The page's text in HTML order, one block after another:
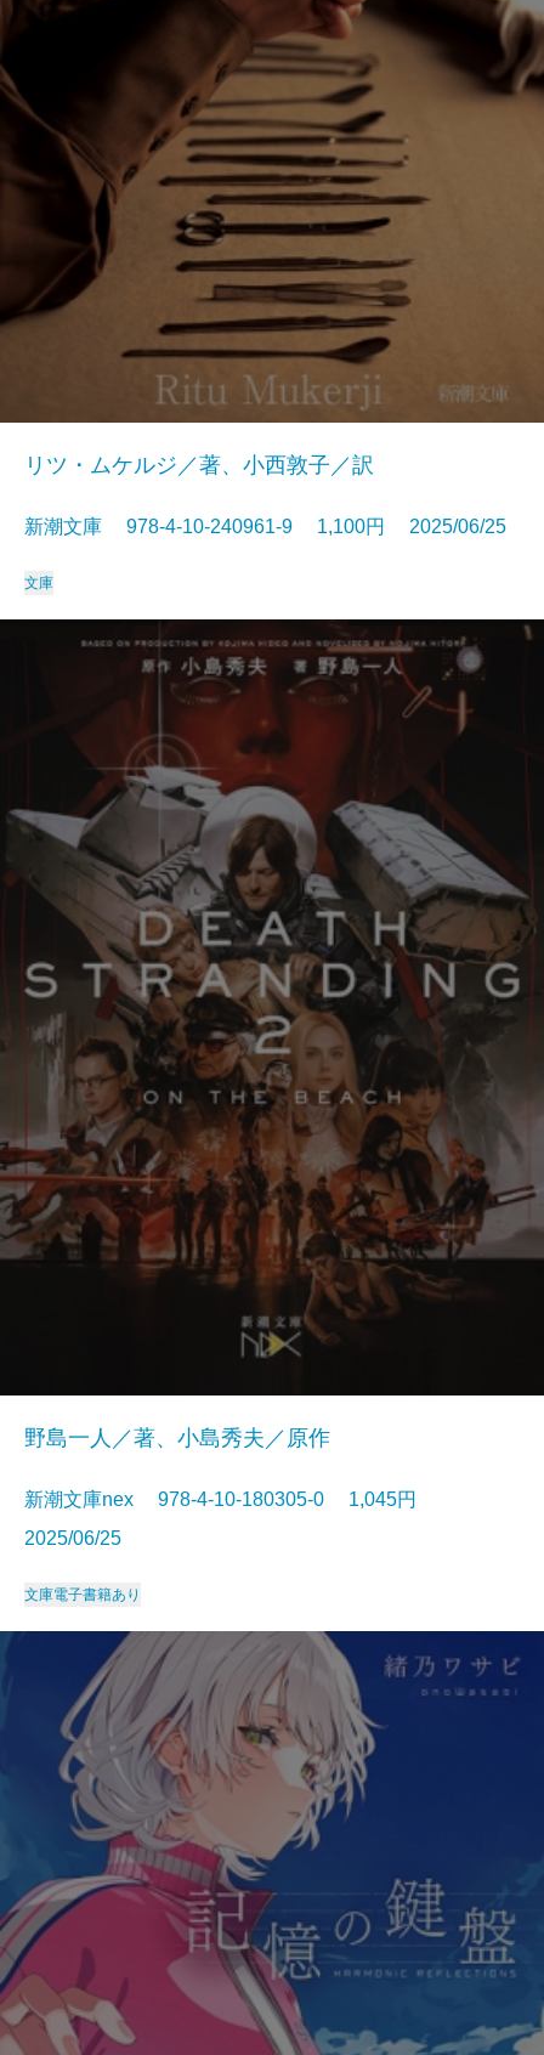
リツ・ムケルジ／著、小西敦子／訳
新潮文庫 978-4-10-240961-9 1,100円 2025/06/25
文庫
野島一人／著、小島秀夫／原作
新潮文庫nex 978-4-10-180305-0 1,045円
2025/06/25
文庫電子書籍あり